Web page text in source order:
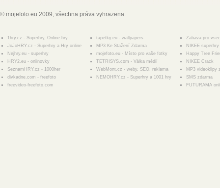
© mojefoto.eu 2009, všechna práva vyhrazena.
1hry.cz - Superhry, Online hry
JoJoHRY.cz - Superhry a Hry online
Nejhry.eu - superhry
HRY2.eu - onlinovky
SeznamHRY.cz - 1000her
divkadne.com - freefoto
freevideo-freefoto.com
tapetky.eu - wallpapers
MP3 Ke Stažení Zdarma
mojefoto.eu - Místo pro vaše fotky
TETRISYS.com - Válka médií
WebMont.cz - weby, SEO, reklama
NEMOHRY.cz - Superhry a 1001 hry
Zabava pro
NIKEE superhry
Happy Tree
NIKEE Crack
MP3 videoklipy
SMS zdarma
FUTURAMA